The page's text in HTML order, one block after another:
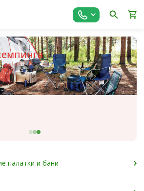
Защиты
рыбалки ARTELV
палатки и бани